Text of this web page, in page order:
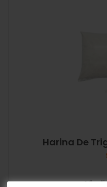
Harina De